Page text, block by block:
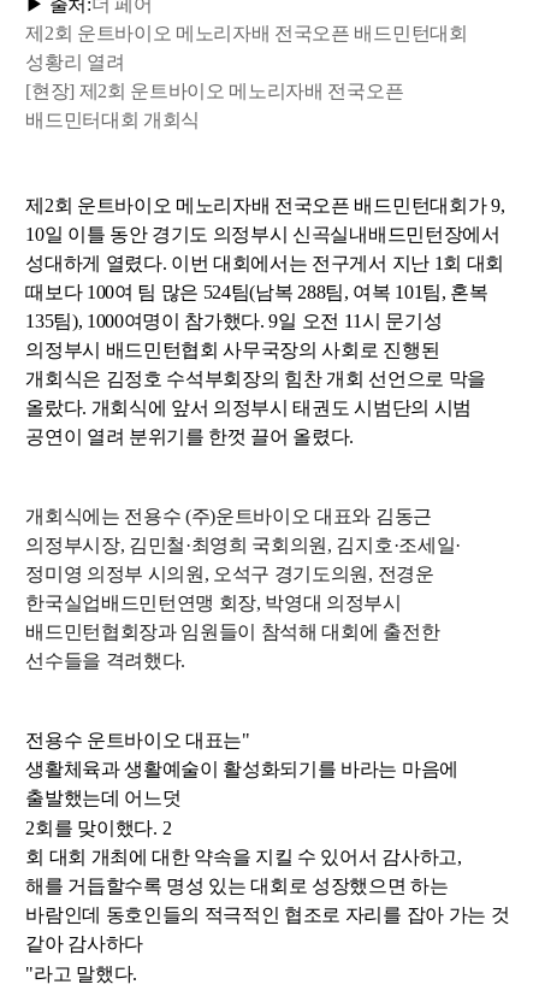
▶ 출처:더 페어
제2회 운트바이오 메노리자배 전국오픈 배드민턴대회
성황리 열려
[현장] 제2회 운트바이오 메노리자배 전국오픈
배드민터대회 개회식
제2회 운트바이오 메노리자배 전국오픈 배드민턴대회가 9,
10일 이틀 동안 경기도 의정부시 신곡실내배드민턴장에서
성대하게 열렸다. 이번 대회에서는 전구게서 지난 1회 대회
때보다 100여 팀 많은 524팀(남복 288팀, 여복 101팀, 혼복
135팀), 1000여명이 참가했다. 9일 오전 11시 문기성
의정부시 배드민턴협회 사무국장의 사회로 진행된
개회식은 김정호 수석부회장의 힘찬 개회 선언으로 막을
올랐다. 개회식에 앞서 의정부시 태권도 시범단의 시범
공연이 열려 분위기를 한껏 끌어 올렸다.
개회식에는 전용수 (주)운트바이오 대표와 김동근
의정부시장, 김민철·최영희 국회의원, 김지호·조세일·
정미영 의정부 시의원, 오석구 경기도의원, 전경운
한국실업배드민턴연맹 회장, 박영대 의정부시
배드민턴협회장과 임원들이 참석해 대회에 출전한
선수들을 격려했다.
전용수 운트바이오 대표는"
생활체육과 생활예술이 활성화되기를 바라는 마음에
출발했는데 어느덧
2회를 맞이했다. 2
회 대회 개최에 대한 약속을 지킬 수 있어서 감사하고,
해를 거듭할수록 명성 있는 대회로 성장했으면 하는
바람인데 동호인들의 적극적인 협조로 자리를 잡아 가는 것
같아 감사하다
"라고 말했다.